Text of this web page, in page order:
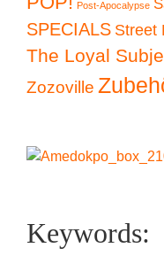
Post-Apocalypse
SPECIALS Street
The Loyal
Zozoville
Keywords: